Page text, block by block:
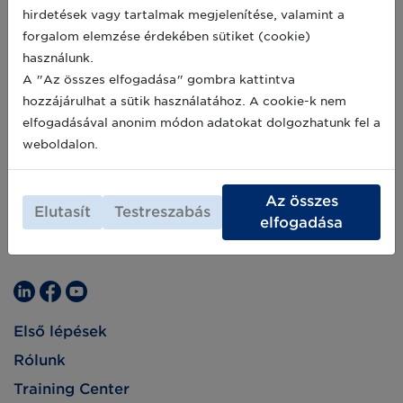
vizsgálták, de emellett az aromák,
emulgeálószerek és stabilizátorok jelenlétét is
szemügyre vették, hiszen még ha ezek nem is
jelentenek nagyobb egészségügyi kockázatot,
de jelenlétük a termék minőségére nagyban
2021-07-16
Első lépések
Rólunk
Training Center
hirdetések vagy tartalmak megjelenítése, valamint a
forgalom elemzése érdekében sütiket (cookie)
használunk.
A "Az összes elfogadása" gombra kattintva
hozzájárulhat a sütik használatához. A cookie-k nem
elfogadásával anonim módon adatokat dolgozhatunk fel a
weboldalon.
Elutasít Testreszabás
Az összes
elfogadása